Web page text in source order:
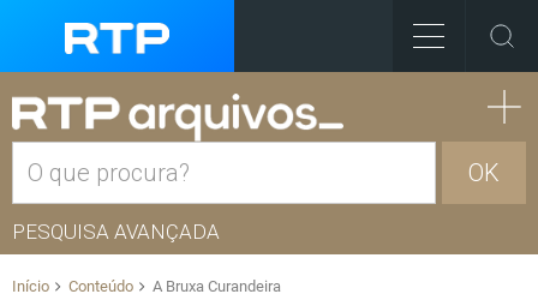
OK
PESQUISA AVANÇADA
Início Conteúdo A Bruxa Curandeira